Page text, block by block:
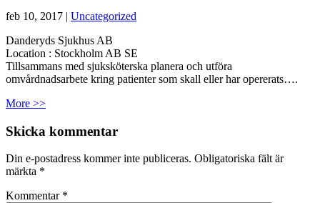
feb 10, 2017 | Uncategorized
Danderyds Sjukhus AB
Location : Stockholm AB SE
Tillsammans med sjuksköterska planera och utföra
omvårdnadsarbete kring patienter som skall eller har opererats….
More >>
Skicka kommentar
Din e-postadress kommer inte publiceras. Obligatoriska fält är
märkta *
Kommentar *